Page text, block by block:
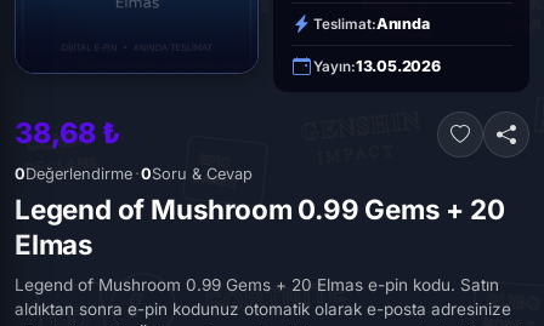
Teslimat:Anında
Yayın:13.05.2026
38,68 ₺
0Değerlendirme ·0Soru & Cevap
Legend of Mushroom 0.99 Gems + 20
Elmas
Legend of Mushroom 0.99 Gems + 20 Elmas e-pin kodu. Satın
aldıktan sonra e-pin kodunuz otomatik olarak e-posta adresinize